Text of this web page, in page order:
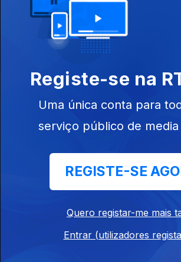
Instale a aplicação
Disponível para iOS, Android, Apple
Registe-se na
Uma única conta para
serviço público de media
REGISTE-SE
Quero registar-me mais
Entrar (utilizadores